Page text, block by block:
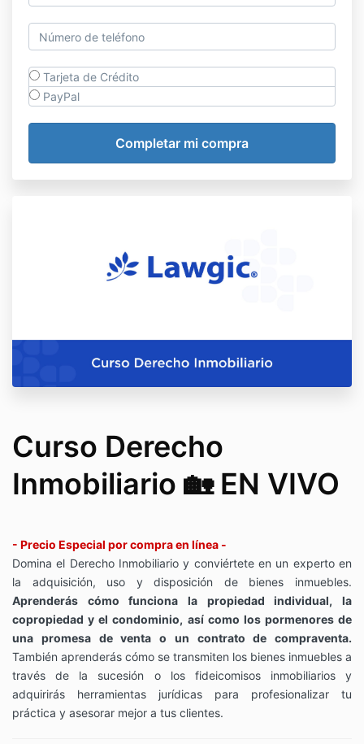
Tarjeta de Crédito
PayPal
Curso Derecho
Inmobiliario 🏡 EN VIVO
- Precio Especial por compra en línea -
Domina el Derecho Inmobiliario y conviértete en un experto en
la adquisición, uso y disposición de bienes inmuebles.
Aprenderás cómo funciona la propiedad individual, la
copropiedad y el condominio, así como los pormenores de
una promesa de venta o un contrato de compraventa.
También aprenderás cómo se transmiten los bienes inmuebles a
través de la sucesión o los fideicomisos inmobiliarios y
adquirirás herramientas jurídicas para profesionalizar tu
práctica y asesorar mejor a tus clientes.